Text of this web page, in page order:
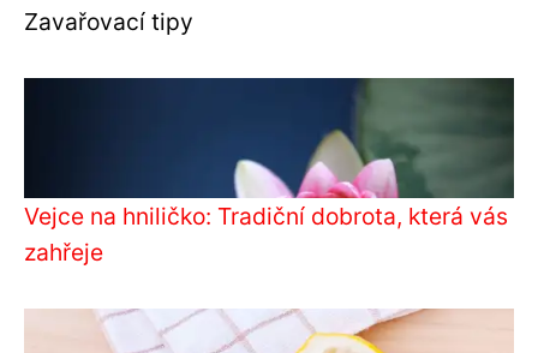
Zavařovací tipy
Vejce na hniličko: Tradiční dobrota, která vás
zahřeje